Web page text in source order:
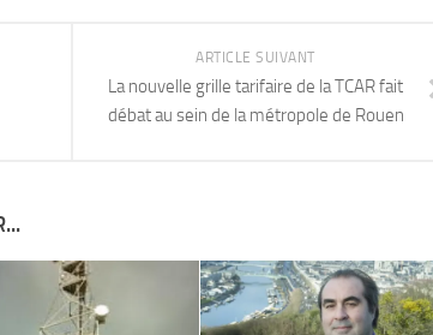
ARTICLE SUIVANT
La nouvelle grille tarifaire de la TCAR fait
débat au sein de la métropole de Rouen